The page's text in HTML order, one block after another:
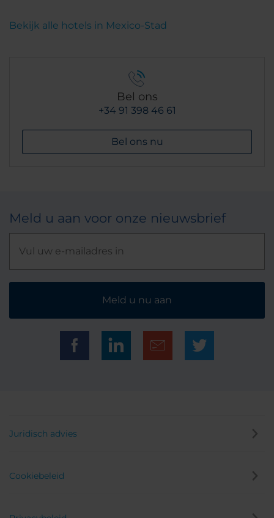
Bekijk alle hotels in Mexico-Stad
Bel ons
+34 91 398 46 61
Bel ons nu
Meld u aan voor onze nieuwsbrief
Meld u nu aan
Juridisch advies
Cookiebeleid